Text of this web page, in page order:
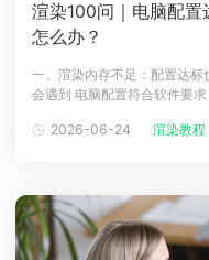
渲染100问｜电脑配置
怎么办？
一、渲染内存不足：配置达
会遇到 电脑配置符合软件要
设置不当或内存调度问题，而
2026-06-24 渲染教程